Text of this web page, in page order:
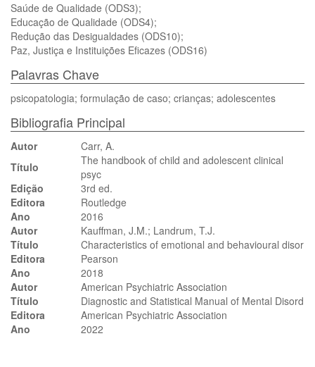
Saúde de Qualidade (ODS3);
Educação de Qualidade (ODS4);
Redução das Desigualdades (ODS10);
Paz, Justiça e Instituições Eficazes (ODS16)
Palavras Chave
psicopatologia; formulação de caso; crianças; adolescentes
Bibliografia Principal
Autor
Carr, A.
Título
The handbook of child and adolescent clinical
psyc
Edição
3rd ed.
Editora
Routledge
Ano
2016
Autor
Kauffman, J.M.; Landrum, T.J.
Título
Characteristics of emotional and behavioural disor
Editora
Pearson
Ano
2018
Autor
American Psychiatric Association
Título
Diagnostic and Statistical Manual of Mental Disord
Editora
American Psychiatric Association
Ano
2022